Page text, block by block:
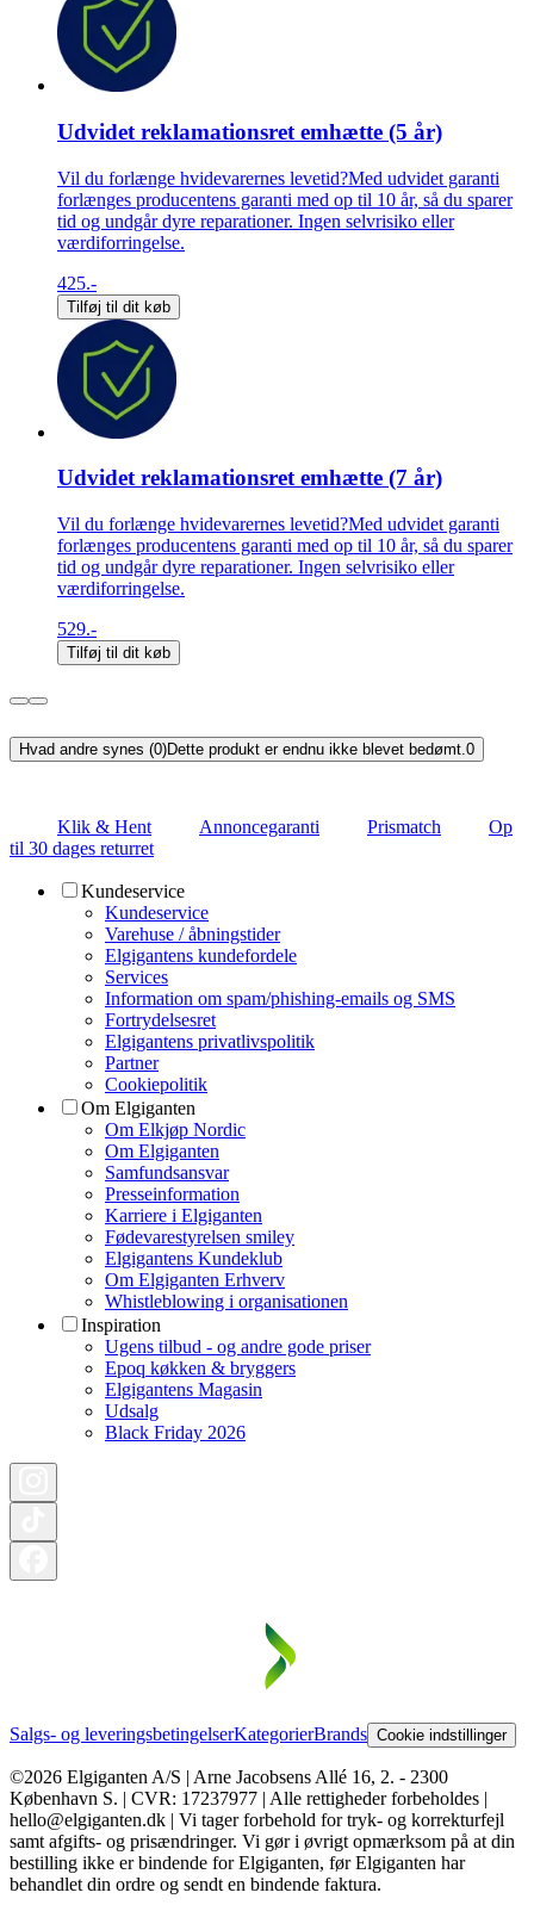
Udvidet reklamationsret emhætte (5 år)
Vil du forlænge hvidevarernes levetid?Med udvidet garanti
forlænges producentens garanti med op til 10 år, så du sparer
tid og undgår dyre reparationer. Ingen selvrisiko eller
værdiforringelse.
425.-
Tilføj til dit køb
Udvidet reklamationsret emhætte (7 år)
Vil du forlænge hvidevarernes levetid?Med udvidet garanti
forlænges producentens garanti med op til 10 år, så du sparer
tid og undgår dyre reparationer. Ingen selvrisiko eller
værdiforringelse.
529.-
Tilføj til dit køb
Hvad andre synes (0)Dette produkt er endnu ikke blevet bedømt.0
Klik & Hent Annoncegaranti Prismatch
Op
til 30 dages returret
Kundeservice
Kundeservice
Varehuse / åbningstider
Elgigantens kundefordele
Services
Information om spam/phishing-emails og SMS
Fortrydelsesret
Elgigantens privatlivspolitik
Partner
Cookiepolitik
Om Elgiganten
Om Elkjøp Nordic
Om Elgiganten
Samfundsansvar
Presseinformation
Karriere i Elgiganten
Fødevarestyrelsen smiley
Elgigantens Kundeklub
Om Elgiganten Erhverv
Whistleblowing i organisationen
Inspiration
Ugens tilbud - og andre gode priser
Epoq køkken & bryggers
Elgigantens Magasin
Udsalg
Black Friday 2026
Salgs- og leveringsbetingelserKategorierBrands Cookie indstillinger
©2026 Elgiganten A/S | Arne Jacobsens Allé 16, 2. - 2300
København S. | CVR: 17237977 | Alle rettigheder forbeholdes |
hello@elgiganten.dk | Vi tager forbehold for tryk- og korrekturfejl
samt afgifts- og prisændringer. Vi gør i øvrigt opmærksom på at din
bestilling ikke er bindende for Elgiganten, før Elgiganten har
behandlet din ordre og sendt en bindende faktura.